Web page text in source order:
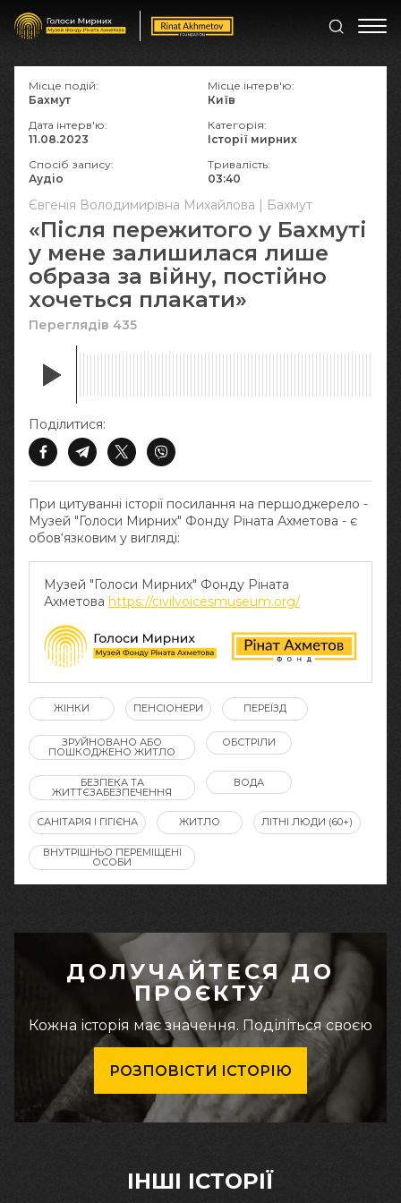
Євгенія Володимирівна Михайлова | Бахмут
«Після пережитого у Бахмуті
у мене залишилася лише
образа за війну, постійно
хочеться плакати»
Переглядів 435
При цитуванні історії посилання на першоджерело -
Музей "Голоси Мирних" Фонду Ріната Ахметова - є
обов‘язковим у вигляді:
Музей "Голоси Мирних" Фонду Ріната
Ахметова https://civilvoicesmuseum.org/
Поділитися:
Місце подій:
Бахмут
Місце інтерв'ю:
Київ
Дата інтерв'ю:
11.08.2023
Категорія:
Історії мирних
Спосіб запису:
Аудіо
Тривалість:
03:40
ЖІНКИ ПЕНСІОНЕРИ ПЕРЕЇЗД
ЗРУЙНОВАНО АБО
ПОШКОДЖЕНО ЖИТЛО
ОБСТРІЛИ
БЕЗПЕКА ТА
ЖИТТЄЗАБЕЗПЕЧЕННЯ
ВОДА
САНІТАРІЯ І ГІГІЄНА ЖИТЛО ЛІТНІ ЛЮДИ (60+)
ВНУТРІШНЬО ПЕРЕМІЩЕНІ
ОСОБИ
ДОЛУЧАЙТЕСЯ ДО
ПРОЄКТУ
Кожна історія має значення. Поділіться своєю
РОЗПОВІСТИ ІСТОРІЮ
ІНШІ ІСТОРІЇ